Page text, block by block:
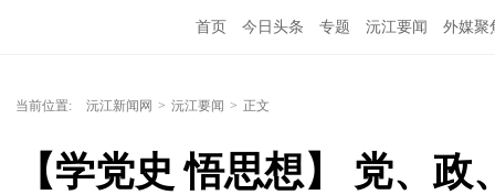
首页 今日头条 专题 沅江要闻 外媒聚
当前位置: 沅江新闻网 > 沅江要闻 > 正文
【学党史 悟思想】 党、